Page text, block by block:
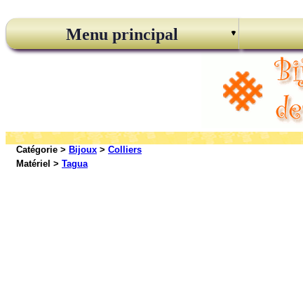
Menu principal
Catégorie > Bijoux > Colliers
Matériel > Tagua